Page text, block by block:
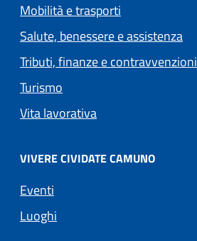
Mobilità e trasporti
Salute, benessere e assistenza
Tributi, finanze e contravvenzioni
Turismo
Vita lavorativa
VIVERE CIVIDATE CAMUNO
Eventi
Luoghi